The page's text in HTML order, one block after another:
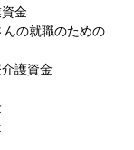
金
の就職のための
護資金